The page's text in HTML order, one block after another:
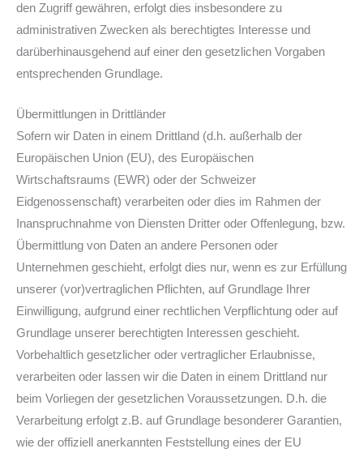
den Zugriff gewähren, erfolgt dies insbesondere zu
administrativen Zwecken als berechtigtes Interesse und
darüberhinausgehend auf einer den gesetzlichen Vorgaben
entsprechenden Grundlage.
Übermittlungen in Drittländer
Sofern wir Daten in einem Drittland (d.h. außerhalb der
Europäischen Union (EU), des Europäischen
Wirtschaftsraums (EWR) oder der Schweizer
Eidgenossenschaft) verarbeiten oder dies im Rahmen der
Inanspruchnahme von Diensten Dritter oder Offenlegung, bzw.
Übermittlung von Daten an andere Personen oder
Unternehmen geschieht, erfolgt dies nur, wenn es zur Erfüllung
unserer (vor)vertraglichen Pflichten, auf Grundlage Ihrer
Einwilligung, aufgrund einer rechtlichen Verpflichtung oder auf
Grundlage unserer berechtigten Interessen geschieht.
Vorbehaltlich gesetzlicher oder vertraglicher Erlaubnisse,
verarbeiten oder lassen wir die Daten in einem Drittland nur
beim Vorliegen der gesetzlichen Voraussetzungen. D.h. die
Verarbeitung erfolgt z.B. auf Grundlage besonderer Garantien,
wie der offiziell anerkannten Feststellung eines der EU